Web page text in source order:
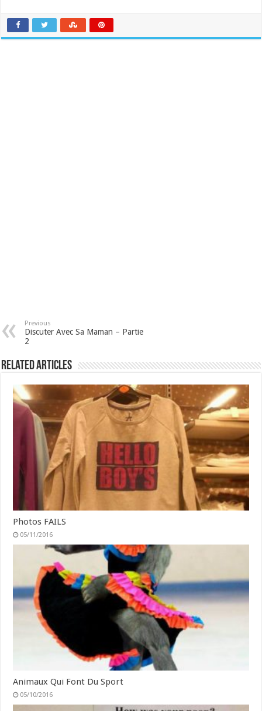
Previous
Discuter Avec Sa Maman – Partie
2
Related Articles
Photos FAILS
05/11/2016
Animaux Qui Font Du Sport
05/10/2016